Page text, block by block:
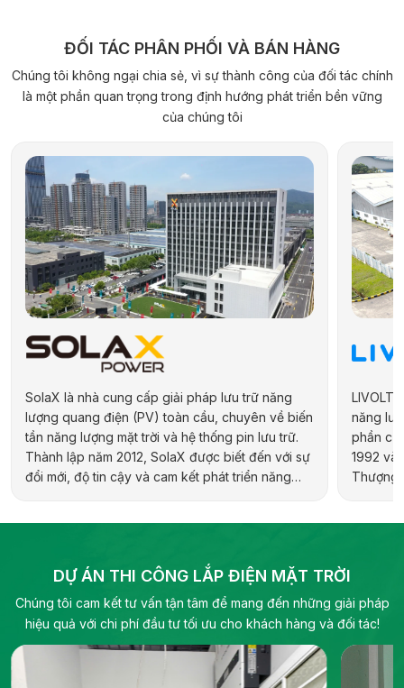
ĐỐI TÁC PHÂN PHỐI VÀ BÁN HÀNG
Chúng tôi không ngại chia sẻ, vì sự thành công của đối tác chính
là một phần quan trọng trong định hướng phát triển bền vững
của chúng tôi
SolaX là nhà cung cấp giải pháp lưu trữ năng
lượng quang điện (PV) toàn cầu, chuyên về biến
tần năng lượng mặt trời và hệ thống pin lưu trữ.
Thành lập năm 2012, SolaX được biết đến với sự
đổi mới, độ tin cậy và cam kết phát triển năng
năng
phần
1992 và
Thượng
DỰ ÁN THI CÔNG LẮP ĐIỆN MẶT TRỜI
Chúng tôi cam kết tư vấn tận tâm để mang đến những giải pháp
hiệu quả với chi phí đầu tư tối ưu cho khách hàng và đối tác!